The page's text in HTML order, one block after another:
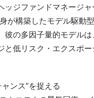
ッジファンドマネージ
が構築したモデル駆動
彼の多因子量的モデル
と低リスク・エクスポ
ンス”を捉える